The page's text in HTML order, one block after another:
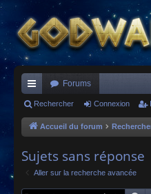
ac
co
s
Forums
Rechercher Connexion
Accueil du forum
Sujets sans réponse
Aller sur la recherche avancée